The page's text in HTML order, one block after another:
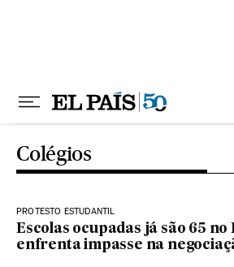
Colégios
PROTESTO ESTUDANTIL
Escolas ocupadas já são 65 no
enfrenta impasse na